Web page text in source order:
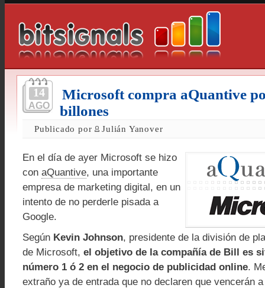
14
AGO
Microsoft compra aQuantive
billones
Publicado por Julián Yanover
En el día de ayer Microsoft se hizo
con aQuantive, una importante
empresa de marketing digital, en un
intento de no perderle pisada a
Google.
Según Kevin Johnson, presidente de la división de
de Microsoft, el objetivo de la compañía de Bill es
número 1 ó 2 en el negocio de publicidad online.
extraño ya de entrada que no declaren que vencerán